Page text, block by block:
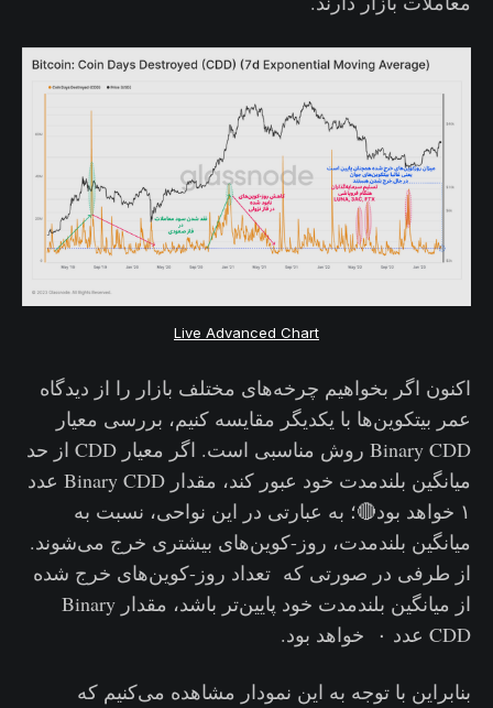
Live Advanced Chart
اکنون اگر بخواهیم چرخه‌های مختلف بازار را از دیدگاه
عمر بیتکوین‌ها با یکدیگر مقایسه کنیم، بررسی معیار
Binary CDD روش مناسبی است. اگر معیار CDD از حد
میانگین بلندمدت خود عبور کند، مقدار Binary CDD عدد
۱ خواهد بود🔴؛ به عبارتی در این نواحی، نسبت به
میانگین بلندمدت، روز-کوین‌های بیشتری خرج می‌شوند.
از طرفی در صورتی که تعداد روز-کوین‌های خرج شده
از میانگین بلندمدت خود پایین‌تر باشد، مقدار Binary
CDD عدد ۰ خواهد بود.
بنابراین با توجه به این نمودار مشاهده می‌کنیم که